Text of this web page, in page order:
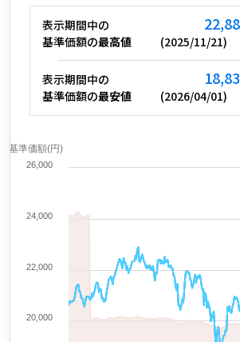
表示期間中の
基準価額の最高値 (2025/11/21)
表示期間中の
基準価額の最安値 (2026/04/01)
基準価額(円)
20,000
22,000
24,000
26,000